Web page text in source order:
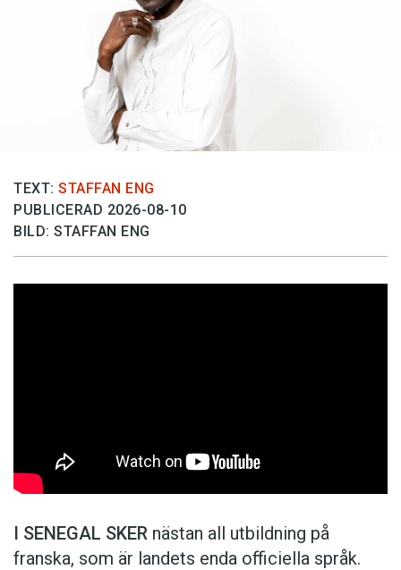
TEXT: STAFFAN ENG
PUBLICERAD 2026-08-10
BILD: STAFFAN ENG
I SENEGAL SKER nästan all utbildning på
franska, som är landets enda officiella språk.